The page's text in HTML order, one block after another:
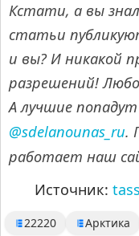
Кстати, а вы
статьи
и вы? И никакой
разрешений!
А лучшие
@sdelanounas_ru.
работает наш
Источник:
22220 Арктика